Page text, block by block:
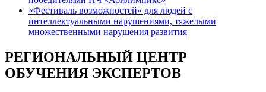
«Фестиваль возможностей» для людей с
интеллектуальными нарушениями, тяжелыми
множественными нарушения развития
РЕГИОНАЛЬНЫЙ ЦЕНТР
ОБУЧЕНИЯ ЭКСПЕРТОВ